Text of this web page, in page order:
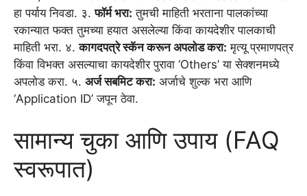
हा पर्याय निवडा. ३.फॉर्म भरा: तुमची माहिती भरताना पालकांच्या
रकान्यात फक्त तुमच्या हयात असलेल्या किंवा कायदेशीर पालकाची
माहिती भरा. ४.कागदपत्रे स्कॅन करून अपलोड करा: मृत्यू प्रमाणपत्र
किंवा विभक्त असल्याचा कायदेशीर पुरावा ‘Others’ या सेक्शनमध्ये
अपलोड करा. ५. अर्ज सबमिट करा: अर्जाचे शुल्क भरा आणि
‘Application ID’ जपून ठेवा.
सामान्य चुका आणि उपाय (FAQ
स्वरूपात)